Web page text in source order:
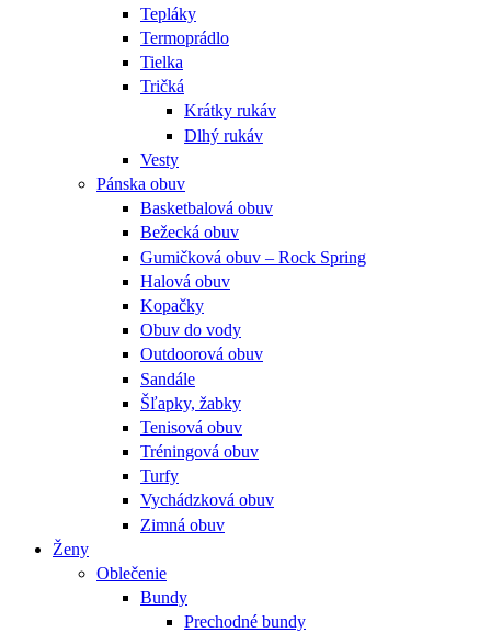
Tepláky
Termoprádlo
Tielka
Tričká
Krátky rukáv
Dlhý rukáv
Vesty
Pánska obuv
Basketbalová obuv
Bežecká obuv
Gumičková obuv – Rock Spring
Halová obuv
Kopačky
Obuv do vody
Outdoorová obuv
Sandále
Šľapky, žabky
Tenisová obuv
Tréningová obuv
Turfy
Vychádzková obuv
Zimná obuv
Ženy
Oblečenie
Bundy
Prechodné bundy